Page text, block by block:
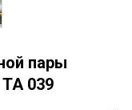
пары
039